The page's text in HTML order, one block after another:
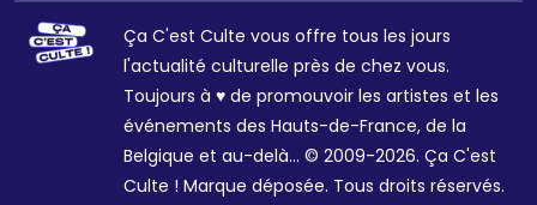
Ça C'est Culte vous offre tous les jours
l'actualité culturelle près de chez vous.
Toujours à ♥ de promouvoir les artistes et les
événements des Hauts-de-France, de la
Belgique et au-delà... © 2009-2026. Ça C'est
Culte ! Marque déposée. Tous droits réservés.